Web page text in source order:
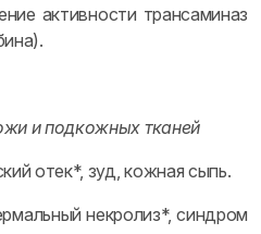
активности трансаминаз
и подкожных тканей
отек*, зуд, кожная сыпь.
некролиз*, синдром